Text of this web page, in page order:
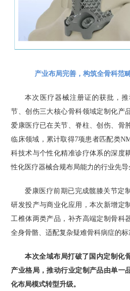
产业布局完善，构筑全骨科范
本次医疗器械注册证的获批，
节、创伤三大核心骨科领域定制化产
爱康医疗已在关节、脊柱、创伤、骨
临床领域，累计取得7项患者匹配类
科技术与个性化精准诊疗体系的深度
性化医疗器械合规布局能力的行业先导
爱康医疗前期已完成髋膝关节定
研发投产与商业化应用，本次新增定
工椎体两类产品，补齐高端定制骨科
全身骨骼、适配复杂疑难骨科病症的标
本次全域布局打破了国内定制化
产业格局，推动行业定制产品由单一
化布局模式转型升级。